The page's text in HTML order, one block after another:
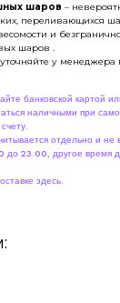
шаров –
переливающихся
и
шаров .
у менеджера
банковской картой
наличными при
отдельно и не
до 23.00, другое время
здесь